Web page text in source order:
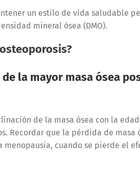
un estilo de vida saludable
mineral ósea (DMO).
la mayor masa ósea
de la masa ósea con la
Recordar que la pérdida de masa
cuando se pierde el